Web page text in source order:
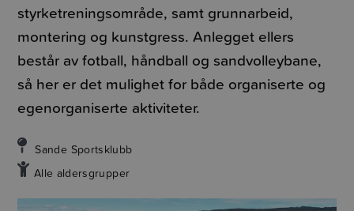
styrketreningsområde, samt grunnarbeid,
montering og kunstgress. Anlegget ellers
består av fotball, håndball og sandvolleybane,
så her er det mulighet for både organiserte og
egenorganiserte aktiviteter.
Sande Sportsklubb
Alle aldersgrupper